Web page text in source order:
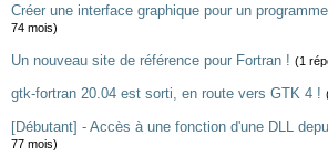
Créer une interface graphique pour un
74 mois)
Un nouveau site de référence pour Fortran ! (1
gtk-fortran 20.04 est sorti, en route vers GTK 4 !
[Débutant] - Accès à une fonction d'une DLL
77 mois)